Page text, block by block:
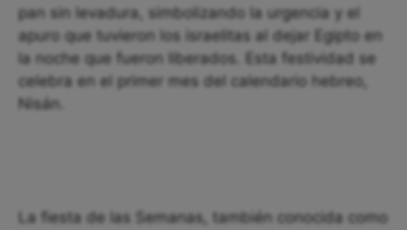
pan sin levadura, simbolizando la urgencia y el
apuro que tuvieron los israelitas al dejar Egipto en
la noche que fueron liberados. Esta festividad se
celebra en el primer mes del calendario hebreo,
Nisán.
La fiesta de las Semanas, también conocida como